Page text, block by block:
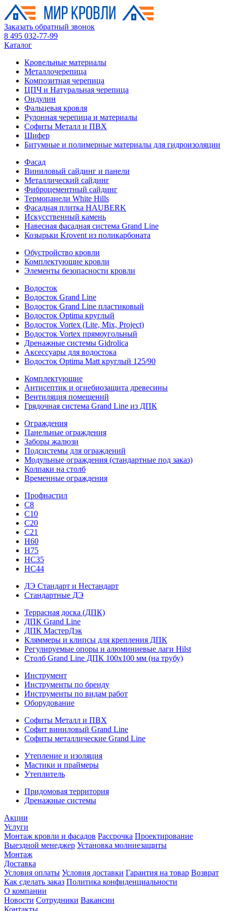
Заказать обратный звонок
8 495 032-77-99
Каталог
Кровельные материалы
Металлочерепица
Композитная черепица
ЦПЧ и Натуральная черепица
Ондулин
Фальцевая кровля
Рулонная черепица и материалы
Софиты Металл и ПВХ
Шифер
Битумные и полимерные материалы для гидроизоляции
Фасад
Виниловый сайдинг и панели
Металлический сайдинг
Фиброцементный сайдинг
Термопанели White Hills
Фасадная плитка HAUBERK
Искусственный камень
Навесная фасадная система Grand Line
Козырьки Krovent из поликарбоната
Обустройство кровли
Комплектующие кровли
Элементы безопасности кровли
Водосток
Водосток Grand Line
Водосток Grand Line пластиковый
Водосток Optima круглый
Водосток Vortex (Lite, Mix, Project)
Водосток Vortex прямоугольный
Дренажные системы Gidrolica
Аксессуары для водостока
Водосток Optima Matt круглый 125/90
Комплектующие
Антисептик и огнебиозащита древесины
Вентиляция помещений
Грядочная система Grand Line из ДПК
Ограждения
Панельные ограждения
Заборы жалюзи
Подсистемы для ограждений
Модульные ограждения (стандартные под заказ)
Колпаки на столб
Временные ограждения
Профнастил
С8
С10
С20
С21
H60
H75
HС35
НС44
ДЭ Стандарт и Нестандарт
Стандартные ДЭ
Террасная доска (ДПК)
ДПК Grand Line
ДПК МастерДэк
Кляммеры и клипсы для крепления ДПК
Регулируемые опоры и алюминиевые лаги Hilst
Столб Grand Line ДПК 100х100 мм (на трубу)
Инструмент
Инструменты по бренду
Инструменты по видам работ
Оборудование
Софиты Металл и ПВХ
Софит виниловый Grand Line
Софиты металлические Grand Line
Утепление и изоляция
Мастики и праймеры
Утеплитель
Придомовая территория
Дренажные системы
Акции
Услуги
Монтаж кровли и фасадов Рассрочка Проектирование
Выездной менеджер Установка молниезащиты
Монтаж
Доставка
Условия оплаты Условия доставки Гарантия на товар Возврат
Как сделать заказ Политика конфиденциальности
О компании
Новости Сотрудники Вакансии
Контакты